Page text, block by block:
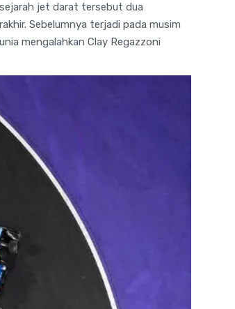
jet darat tersebut dua
Sebelumnya terjadi pada musim
mengalahkan Clay Regazzoni